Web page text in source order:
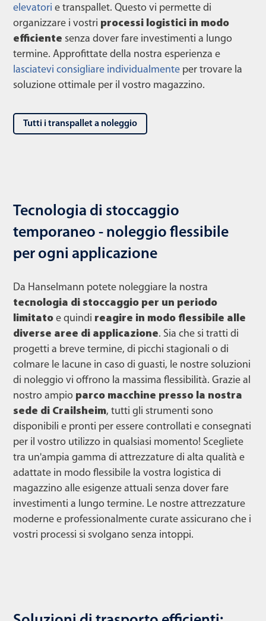
elevatori e transpallet. Questo vi permette di
organizzare i vostri processi logistici in modo
efficiente senza dover fare investimenti a lungo
termine. Approfittate della nostra esperienza e
lasciatevi consigliare individualmente per trovare la
soluzione ottimale per il vostro magazzino.
Tutti i transpallet a noleggio
Tecnologia di stoccaggio
temporaneo - noleggio flessibile
per ogni applicazione
Da Hanselmann potete noleggiare la nostra
tecnologia di stoccaggio per un periodo
limitato e quindi reagire in modo flessibile alle
diverse aree di applicazione. Sia che si tratti di
progetti a breve termine, di picchi stagionali o di
colmare le lacune in caso di guasti, le nostre soluzioni
di noleggio vi offrono la massima flessibilità. Grazie al
nostro ampio parco macchine presso la nostra
sede di Crailsheim, tutti gli strumenti sono
disponibili e pronti per essere controllati e consegnati
per il vostro utilizzo in qualsiasi momento! Scegliete
tra un'ampia gamma di attrezzature di alta qualità e
adattate in modo flessibile la vostra logistica di
magazzino alle esigenze attuali senza dover fare
investimenti a lungo termine. Le nostre attrezzature
moderne e professionalmente curate assicurano che i
vostri processi si svolgano senza intoppi.